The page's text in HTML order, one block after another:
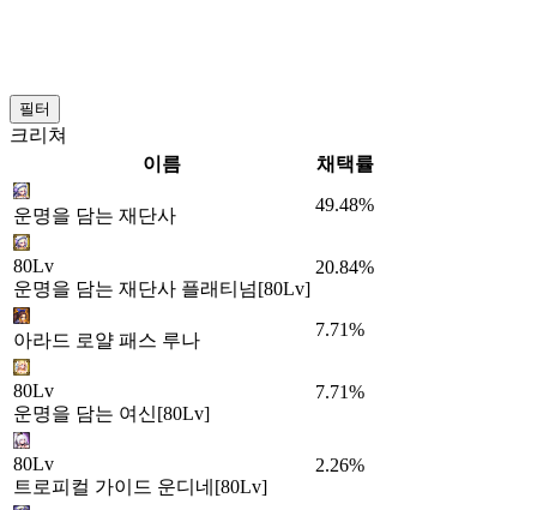
필터
크리쳐
이름
채택률
운명을 담는 재단사
49.48%
80Lv
운명을 담는 재단사 플래티넘[80Lv]
20.84%
아라드 로얄 패스 루나
7.71%
80Lv
운명을 담는 여신[80Lv]
7.71%
80Lv
트로피컬 가이드 운디네[80Lv]
2.26%